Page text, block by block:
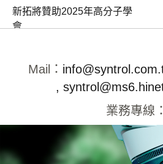
新拓將贊助2025年高分子學
會...
Hitachi 發表應用於 A...
本公司將於1月31日至2月1
新拓將贊助2024年高分子學
Mail：
,
業務專線：